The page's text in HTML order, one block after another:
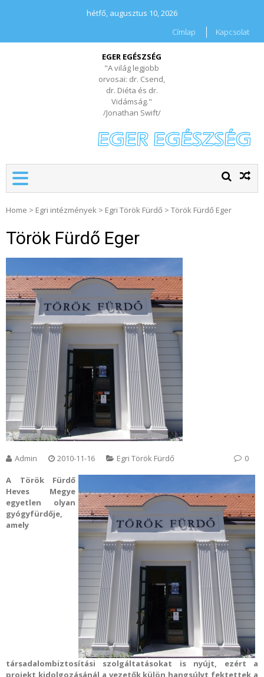
hétfő, augusztus 10, 2026
Címlap
Kapcsolat
EGER EGÉSZSÉG
"A világ legjobb
orvosai: dr. Csend,
dr. Diéta és dr.
Vidámság."
/Jonathan Swift/
Home > Egri intézmények > Egri Török Fürdő > Török Fürdő Eger
Török Fürdő Eger
Admin 2010-11-16 Egri Török Fürdő 0
A Török Fürdő
Heves Megye
egyetlen olyan
gyógyfürdője,
amely
társadalombiztosítási szolgáltatásokat is nyújt, ezért a
projekt kidolgozásánál a vezetők külön hangsúlyt fektettek a